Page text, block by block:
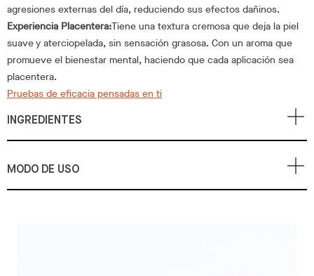
agresiones externas del día, reduciendo sus efectos dañinos.
Experiencia Placentera:Tiene una textura cremosa que deja la piel
suave y aterciopelada, sin sensación grasosa. Con un aroma que
promueve el bienestar mental, haciendo que cada aplicación sea
placentera.
Pruebas de eficacia pensadas en ti
INGREDIENTES
MODO DE USO